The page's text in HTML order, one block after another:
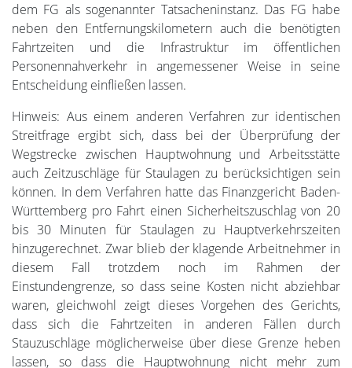
dem FG als sogenannter Tatsacheninstanz. Das FG habe
neben den Entfernungskilometern auch die benötigten
Fahrtzeiten und die Infrastruktur im öffentlichen
Personennahverkehr in angemessener Weise in seine
Entscheidung einfließen lassen.
Hinweis: Aus einem anderen Verfahren zur identischen
Streitfrage ergibt sich, dass bei der Überprüfung der
Wegstrecke zwischen Hauptwohnung und Arbeitsstätte
auch Zeitzuschläge für Staulagen zu berücksichtigen sein
können. In dem Verfahren hatte das Finanzgericht Baden-
Württemberg pro Fahrt einen Sicherheitszuschlag von 20
bis 30 Minuten für Staulagen zu Hauptverkehrszeiten
hinzugerechnet. Zwar blieb der klagende Arbeitnehmer in
diesem Fall trotzdem noch im Rahmen der
Einstundengrenze, so dass seine Kosten nicht abziehbar
waren, gleichwohl zeigt dieses Vorgehen des Gerichts,
dass sich die Fahrtzeiten in anderen Fällen durch
Stauzuschläge möglicherweise über diese Grenze heben
lassen, so dass die Hauptwohnung nicht mehr zum